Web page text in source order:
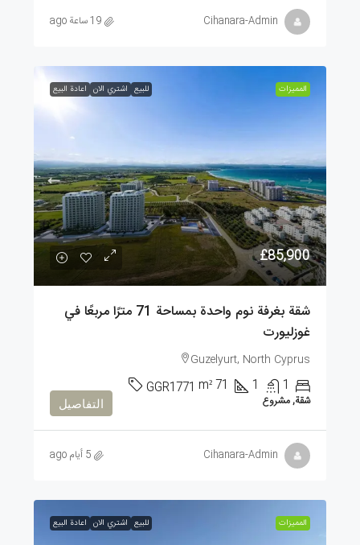
Cihanara-Admin 19 ساعة ago
الممیزات للبيع اشتري الان اعادة البيع
£85,900
شقة بغرفة نوم واحدة بمساحة 71 مترًا مربعًا في
غوزليورت
Guzelyurt, North Cyprus
1
1
71
m²
GGR1771
شقة, مشروع التفاصيل
Cihanara-Admin 5 أيام ago
الممیزات للبيع اشتري الان اعادة البيع